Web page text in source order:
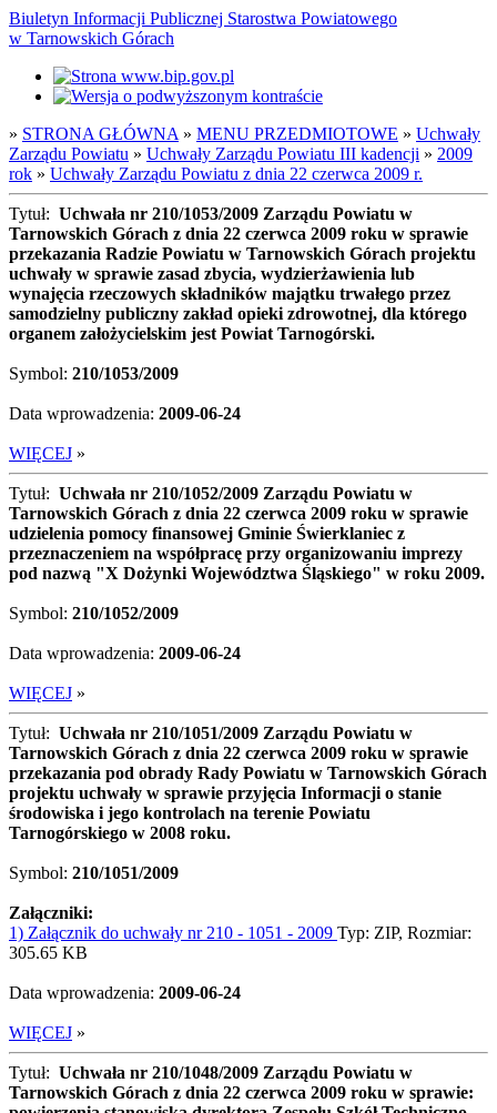
Biuletyn Informacji Publicznej Starostwa Powiatowego
w Tarnowskich Górach
» STRONA GŁÓWNA » MENU PRZEDMIOTOWE » Uchwały
Zarządu Powiatu » Uchwały Zarządu Powiatu III kadencji » 2009
rok » Uchwały Zarządu Powiatu z dnia 22 czerwca 2009 r.
Tytuł: Uchwała nr 210/1053/2009 Zarządu Powiatu w
Tarnowskich Górach z dnia 22 czerwca 2009 roku w sprawie
przekazania Radzie Powiatu w Tarnowskich Górach projektu
uchwały w sprawie zasad zbycia, wydzierżawienia lub
wynajęcia rzeczowych składników majątku trwałego przez
samodzielny publiczny zakład opieki zdrowotnej, dla którego
organem założycielskim jest Powiat Tarnogórski.
Symbol: 210/1053/2009
Data wprowadzenia: 2009-06-24
WIĘCEJ »
Tytuł: Uchwała nr 210/1052/2009 Zarządu Powiatu w
Tarnowskich Górach z dnia 22 czerwca 2009 roku w sprawie
udzielenia pomocy finansowej Gminie Świerklaniec z
przeznaczeniem na współpracę przy organizowaniu imprezy
pod nazwą "X Dożynki Województwa Śląskiego" w roku 2009.
Symbol: 210/1052/2009
Data wprowadzenia: 2009-06-24
WIĘCEJ »
Tytuł: Uchwała nr 210/1051/2009 Zarządu Powiatu w
Tarnowskich Górach z dnia 22 czerwca 2009 roku w sprawie
przekazania pod obrady Rady Powiatu w Tarnowskich Górach
projektu uchwały w sprawie przyjęcia Informacji o stanie
środowiska i jego kontrolach na terenie Powiatu
Tarnogórskiego w 2008 roku.
Symbol: 210/1051/2009
Załączniki:
1) Załącznik do uchwały nr 210 - 1051 - 2009 Typ: ZIP, Rozmiar:
305.65 KB
Data wprowadzenia: 2009-06-24
WIĘCEJ »
Tytuł: Uchwała nr 210/1048/2009 Zarządu Powiatu w
Tarnowskich Górach z dnia 22 czerwca 2009 roku w sprawie: